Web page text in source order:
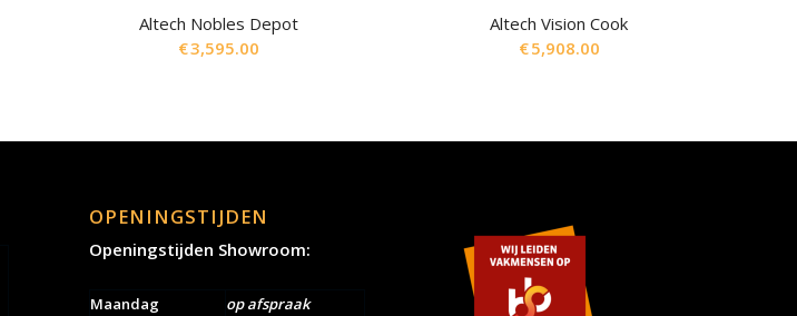
Altech Nobles Depot
€3,595.00
Altech Vision Cook
€5,908.00
OPENINGSTIJDEN
Openingstijden Showroom:
Maandag
op afspraak